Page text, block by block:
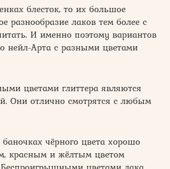
блесток, то их большое
разнообразие лаков тем более с
И именно поэтому вариантов
нейл-Арта с разными цветами
цветами глиттера являются
Они отлично смотрятся с любым
чёрного цвета хорошо
красным и жёлтым цветом